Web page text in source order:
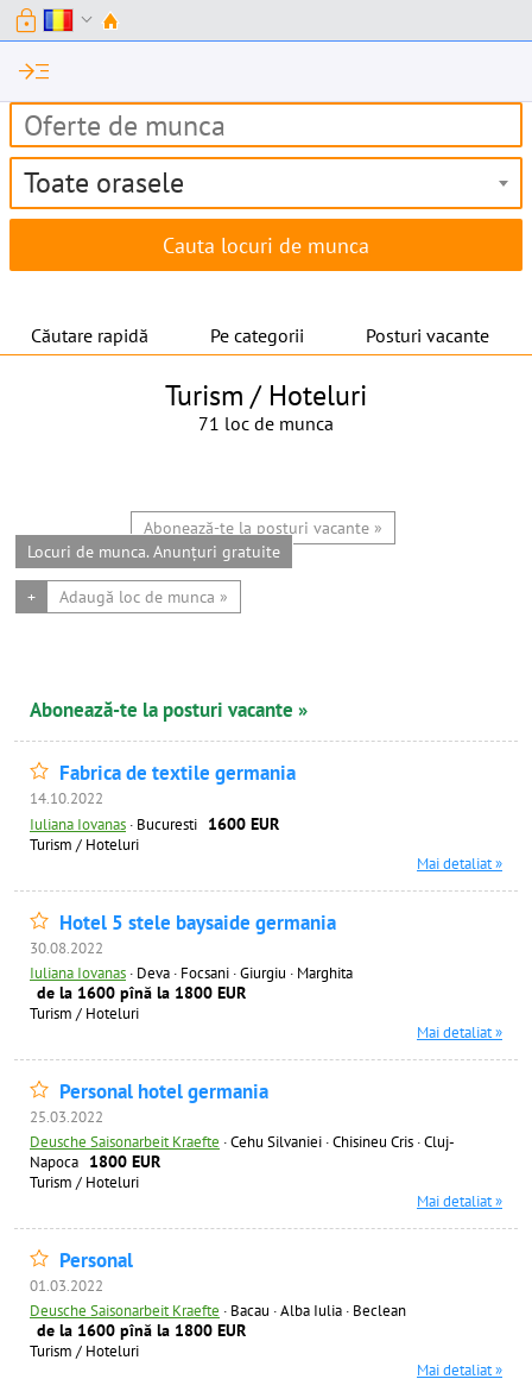
lock expand_more
read_more
Toate orasele
Căutare rapidă Pe categorii Posturi vacante
Turism / Hoteluri
71 loc de munca
Abonează-te la posturi vacante »
Locuri de munca. Anunțuri gratuite
+ Adaugă loc de munca »
Abonează-te la posturi vacante »
Fabrica de textile germania
14.10.2022
Iuliana Iovanas · Bucuresti 1600 EUR
Turism / Hoteluri
Mai detaliat »
Hotel 5 stele baysaide germania
30.08.2022
Iuliana Iovanas · Deva · Focsani · Giurgiu · Marghita
de la 1600 pînă la 1800 EUR
Turism / Hoteluri
Mai detaliat »
Personal hotel germania
25.03.2022
Deusche Saisonarbeit Kraefte ·Cehu Silvaniei · Chisineu Cris · Cluj-
Napoca
1800 EUR
Turism / Hoteluri
Mai detaliat »
Personal
01.03.2022
Deusche Saisonarbeit Kraefte · Bacau · Alba Iulia · Beclean
de la 1600 pînă la 1800 EUR
Turism / Hoteluri
Mai detaliat »